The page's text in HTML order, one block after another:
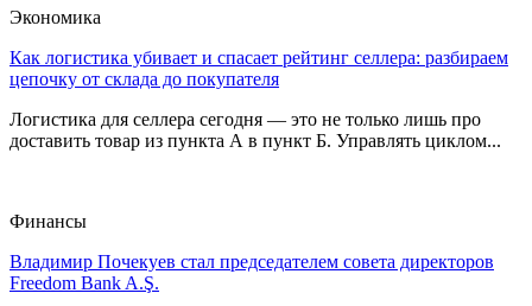
Экономика
Как логистика убивает и спасает рейтинг селлера: разбираем
цепочку от склада до покупателя
Логистика для селлера сегодня — это не только лишь про
доставить товар из пункта А в пункт Б. Управлять циклом...
Финансы
Владимир Почекуев стал председателем совета директоров
Freedom Bank A.Ş.